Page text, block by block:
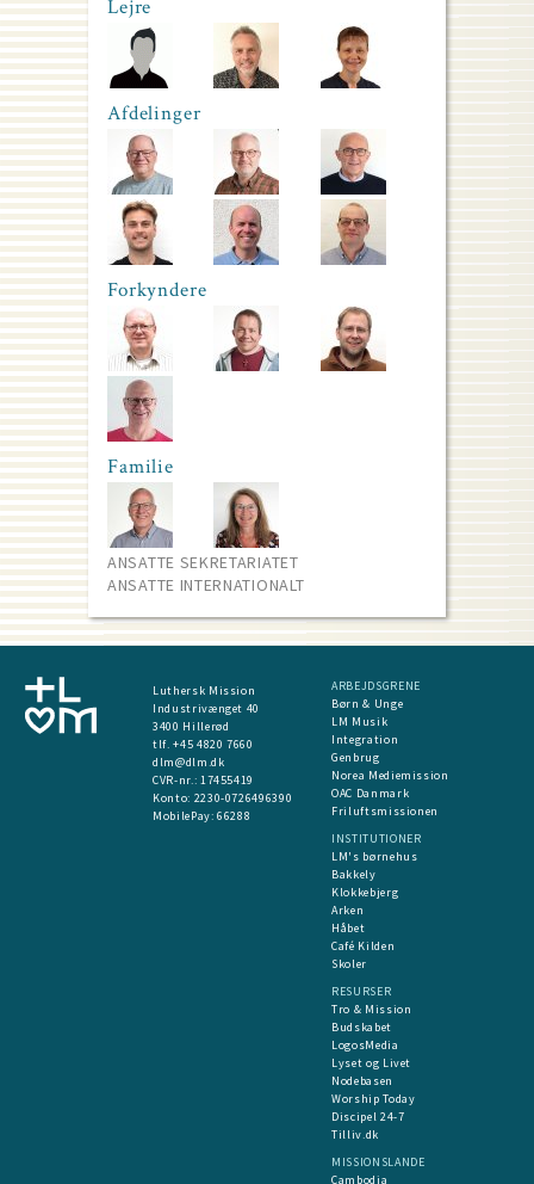
Lejre
Afdelinger
Forkyndere
Familie
ANSATTE SEKRETARIATET
ANSATTE INTERNATIONALT
Luthersk Mission
Industrivænget 40
3400 Hillerød
tlf. +45 4820 7660
dlm@dlm.dk
CVR-nr.: 17455419
​Konto: 2230-0726496390
MobilePay:66288
ARBEJDSGRENE
Børn & Unge
LM Musik
Integration
Genbrug
Norea Mediemission
OAC Danmark
Friluftsmissionen
INSTITUTIONER
LM's børnehus
Bakkely
Klokkebjerg
Arken
Håbet
Café Kilden
Skoler
RESURSER
Tro & Mission
Budskabet
LogosMedia
Lyset og Livet
Nodebasen
Worship Today
Discipel 24-7
Tilliv.dk
MISSIONSLANDE
Cambodja